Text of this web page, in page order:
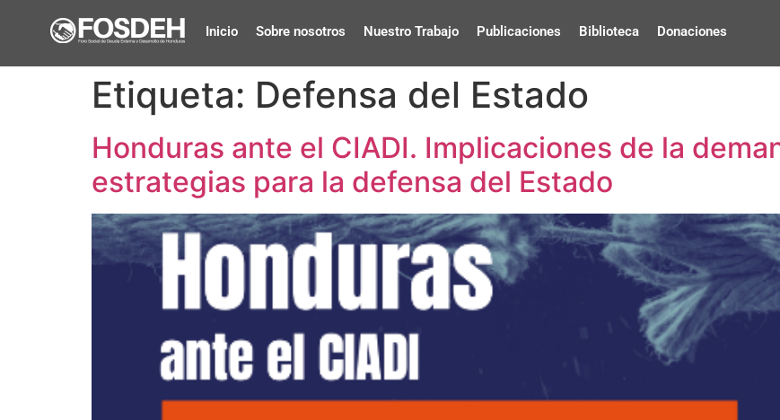
Inicio Sobre nosotros Nuestro Trabajo Publicaciones Biblioteca Donaciones
Etiqueta: Defensa del Estado
Honduras ante el CIADI. Implicaciones de la
estrategias para la defensa del Estado